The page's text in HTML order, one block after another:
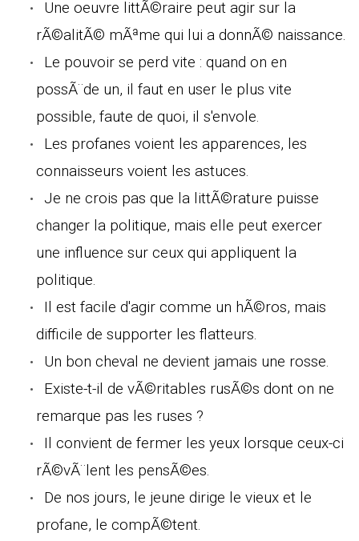
Une oeuvre littÃ©raire peut agir sur la
rÃ©alitÃ© mÃªme qui lui a donnÃ© naissance.
Le pouvoir se perd vite : quand on en
possÃ¨de un, il faut en user le plus vite
possible, faute de quoi, il s'envole.
Les profanes voient les apparences, les
connaisseurs voient les astuces.
Je ne crois pas que la littÃ©rature puisse
changer la politique, mais elle peut exercer
une influence sur ceux qui appliquent la
politique.
Il est facile d'agir comme un hÃ©ros, mais
difficile de supporter les flatteurs.
Un bon cheval ne devient jamais une rosse.
Existe-t-il de vÃ©ritables rusÃ©s dont on ne
remarque pas les ruses ?
Il convient de fermer les yeux lorsque ceux-ci
rÃ©vÃ¨lent les pensÃ©es.
De nos jours, le jeune dirige le vieux et le
profane, le compÃ©tent.